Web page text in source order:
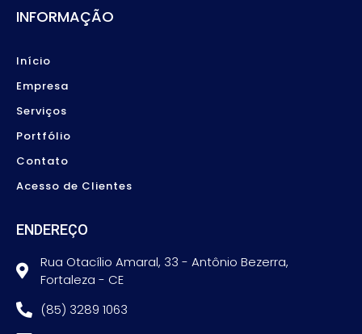
INFORMAÇÃO
Início
Empresa
Serviços
Portfólio
Contato
Acesso de Clientes
ENDEREÇO
Rua Otacílio Amaral, 33 - Antônio Bezerra,
Fortaleza - CE
(85) 3289 1063